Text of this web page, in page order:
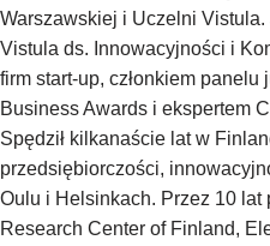
Warszawskiej i Uczelni
Vistula ds. Innowacyjności i
firm start-up, członkiem
Business Awards i ekspertem
Spędził kilkanaście lat w
przedsiębiorczości,
Oulu i Helsinkach. Przez 10 lat
Research Center of Finland,